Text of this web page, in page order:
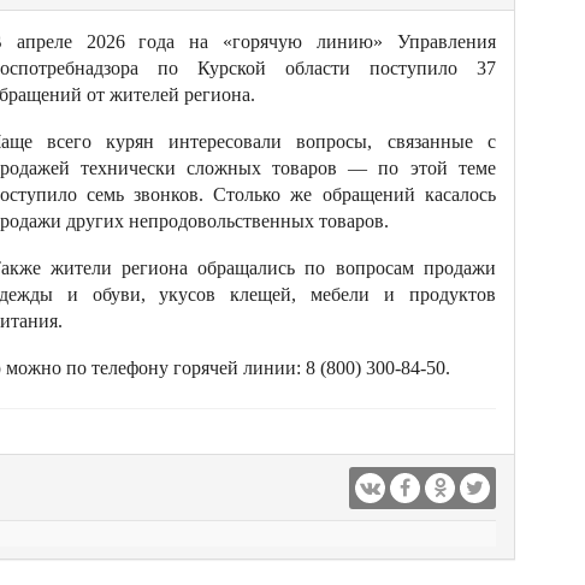
апреле 2026 года на «горячую линию» Управления
по Курской области поступило 37
от жителей региона.
всего курян интересовали вопросы, связанные с
технически сложных товаров — по этой теме
семь звонков. Столько же обращений касалось
других непродовольственных товаров.
жители региона обращались по вопросам продажи
и обуви, укусов клещей, мебели и продуктов
по телефону горячей линии: 8 (800) 300-84-50.